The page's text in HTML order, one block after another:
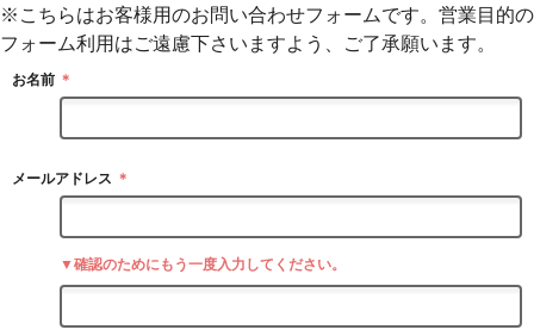
※こちらはお客様用のお問い合わせフォームです。営業目的の
フォーム利用はご遠慮下さいますよう、ご了承願います。
お名前 ＊
メールアドレス ＊
▼確認のためにもう一度入力してください。